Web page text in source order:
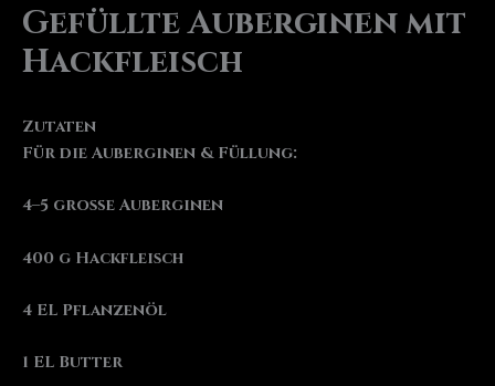
Gefüllte Auberginen mit
Hackfleisch
Zutaten
Für die Auberginen & Füllung:
4–5 große Auberginen
400 g Hackfleisch
4 EL Pflanzenöl
1 EL Butter